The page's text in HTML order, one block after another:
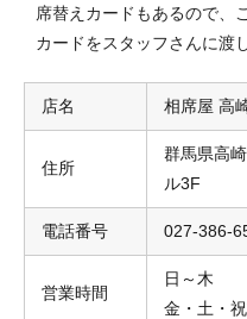
席替えカードもあるので、
カードをスタッフさんに渡
店名 相席屋 高
住所
群馬県高
ル3F
電話番号 027-386-
営業時間
日～木
金・土・